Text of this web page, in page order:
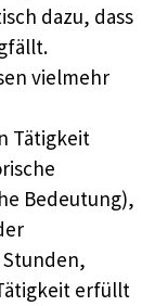
dazu, dass
vielmehr
Tätigkeit
Bedeutung),
erfüllt